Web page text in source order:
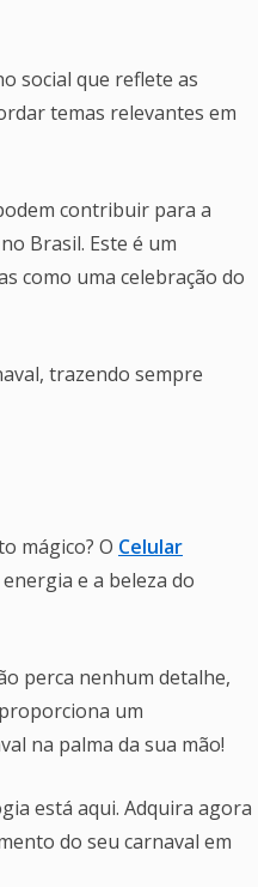
social que reflete as
temas relevantes em
contribuir para a
Brasil. Este é um
como uma celebração do
trazendo sempre
mágico? O Celular
e a beleza do
perca nenhum detalhe,
um
na palma da sua mão!
está aqui. Adquira agora
do seu carnaval em